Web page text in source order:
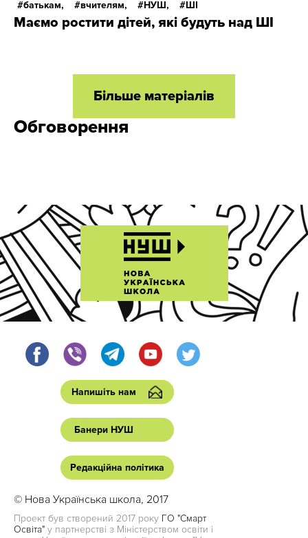
батькам, вчителям, НУШ, ШІ
Маємо ростити дітей, які будуть над ШІ
Більше матеріалів
Обговорення
Напишіть нам
Банери НУШ
Редакційна політика
© Нова Українська школа, 2017
Проект був створений 2017 року ГО "Смарт
Освіта" у партнерстві з Міністерством освіти і